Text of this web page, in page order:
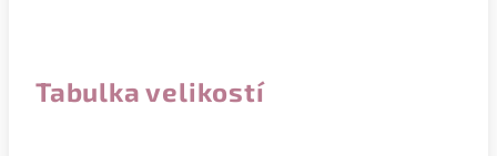
Tabulka velikostí